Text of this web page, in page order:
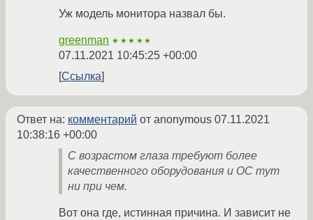
Уж модель монитора назвал бы.
greenman ★★★★★
07.11.2021 10:45:25 +00:00
Ссылка
Ответ на: комментарий от anonymous 07.11.2021
10:38:16 +00:00
С возрастом глаза требуют более
качественного оборудования и ОС тут
ни при чем.
Вот она где, истинная причина. И зависит не